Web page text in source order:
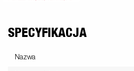
SPECYFIKACJA
Nazwa